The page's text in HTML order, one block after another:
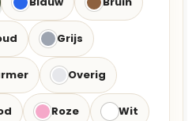
Grijs
Overig
Roze Wit